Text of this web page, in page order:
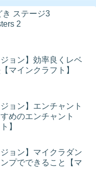
き ステージ3
2
ジョン】効率良くレベ
マインクラフト】
ョン】エンチャント
めのエンチャント
】
ジョン】マイクラダン
プでできること【マ